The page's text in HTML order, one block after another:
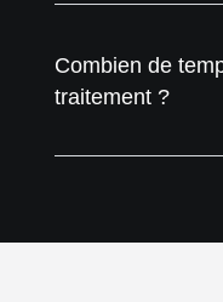
Combien de
traitement ?